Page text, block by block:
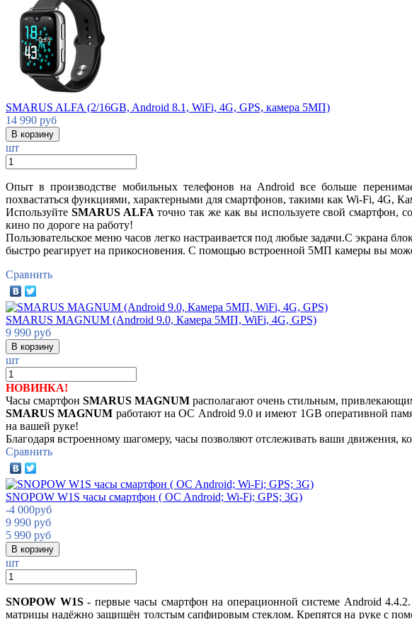
SMARUS ALFA (2/16GB, Android 8.1, WiFi, 4G, GPS, камера 5МП)
14 990 руб
шт
Опыт в производстве мобильных телефонов на Android все больше
похвастаться функциями, характерными для смартфонов, такими как Wi-Fi, 4G,
Используйте SMARUS ALFA точно так же как вы используете свой смартфон,
кино по дороге на работу!
Пользовательское меню часов легко настраивается под любые задачи.С экрана
быстро реагирует на прикосновения. C помощью встроенной 5МП камеры вы
Сравнить
SMARUS MAGNUM (Android 9.0, Камера 5МП, WiFi, 4G, GPS)
9 990 руб
шт
НОВИНКА!
Часы смартфон SMARUS MAGNUM располагают очень стильным,
SMARUS MAGNUM работают на ОС Android 9.0 и имеют 1GB оперативной
на вашей руке!
Благодаря встроенному шагомеру, часы позволяют отслеживать ваши движения,
Сравнить
SNOPOW W1S часы смартфон ( OC Android; Wi-Fi; GPS; 3G)
-4 000руб
9 990 руб
5 990 руб
шт
SNOPOW W1S- первые часы смартфон на операционной системе Android
матрицы надёжно защищён толстым сапфировым стеклом. Крепятся на руке с